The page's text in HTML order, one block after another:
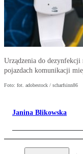
Urządzenia do dezynfekcji
pojazdach komunikacji
Foto: fot. adobestock / scharfsinn86
Janina Blikowska